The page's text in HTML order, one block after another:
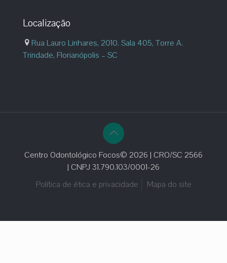
Localização
Rua Lauro Linhares, 2010. Sala 405, Torre A.
Trindade, Florianópolis – SC
Centro Odontológico Focos© 2026 | CRO/SC 2566
| CNPJ 31.790.103/0001-26
Política de ética e privacidade
Mapa do site